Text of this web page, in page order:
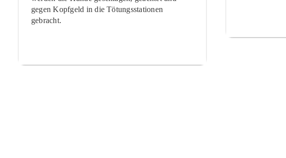
gegen Kopfgeld in die Tötungsstationen
gebracht.